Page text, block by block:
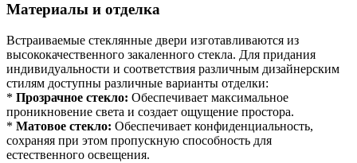
Материалы и отделка
Встраиваемые стеклянные двери изготавливаются из
высококачественного закаленного стекла. Для придания
индивидуальности и соответствия различным дизайнерским
стилям доступны различные варианты отделки:
* Прозрачное стекло: Обеспечивает максимальное
проникновение света и создает ощущение простора.
* Матовое стекло: Обеспечивает конфиденциальность,
сохраняя при этом пропускную способность для
естественного освещения.